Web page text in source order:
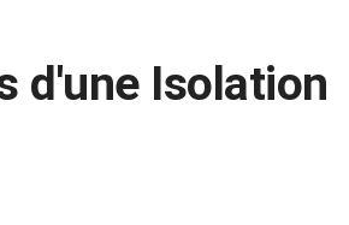
d'une Isolation